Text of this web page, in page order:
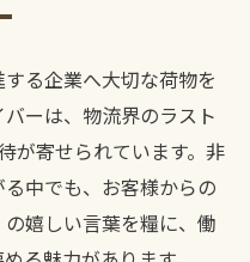
る企業へ大切な荷物を
ーは、物流界のラスト
が寄せられています。非
中でも、お客様からの
の嬉しい言葉を糧に、働